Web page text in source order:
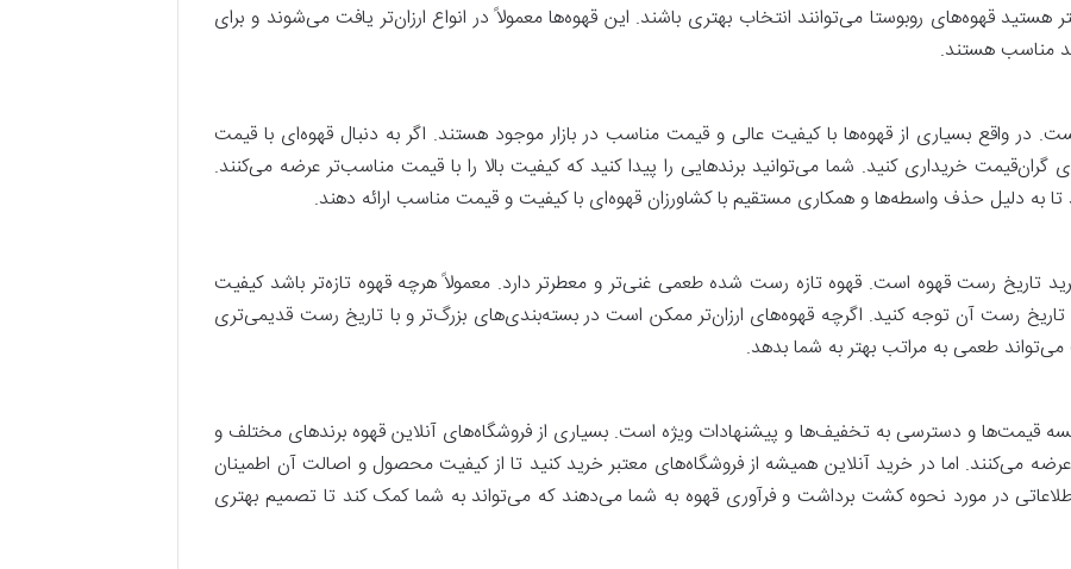
هستید قهوه‌های روبوستا می‌توانند انتخاب بهتری باشند. این قهوه‌ها معمولاً در انواع ارزان‌تر یافت می‌شوند و برای
مناسب هستند.
در واقع بسیاری از قهوه‌ها با کیفیت عالی و قیمت مناسب در بازار موجود هستند. اگر به دنبال قهوه‌ای با قیمت
خریداری کنید. شما می‌توانید برندهایی را پیدا کنید که کیفیت بالا را با قیمت مناسب‌تر عرضه می‌کنند.
تا به دلیل حذف واسطه‌ها و همکاری مستقیم با کشاورزان قهوه‌ای با کیفیت و قیمت مناسب ارائه دهند.
تاریخ رست قهوه است. قهوه تازه رست شده طعمی غنی‌تر و معطرتر دارد. معمولاً هرچه قهوه تازه‌تر باشد کیفیت
تاریخ رست آن توجه کنید. اگرچه قهوه‌های ارزان‌تر ممکن است در بسته‌بندی‌های بزرگ‌تر و با تاریخ رست قدیمی‌تری
طعمی به مراتب بهتر به شما بدهد.
قیمت‌ها و دسترسی به تخفیف‌ها و پیشنهادات ویژه است. بسیاری از فروشگاه‌های آنلاین قهوه برندهای مختلف و
می‌کنند. اما در خرید آنلاین همیشه از فروشگاه‌های معتبر خرید کنید تا از کیفیت محصول و اصالت آن اطمینان
در مورد نحوه کشت برداشت و فرآوری قهوه به شما می‌دهند که می‌تواند به شما کمک کند تا تصمیم بهتری